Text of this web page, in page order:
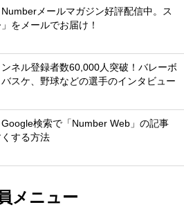
Numberメールマガジン好評配信中。ス
をメールでお届け！
ネル登録者数60,000人突破！バレーボ
スケ、野球などの選手のインタビュー
Google検索で「Number Web」の記事
する方法
メニュー